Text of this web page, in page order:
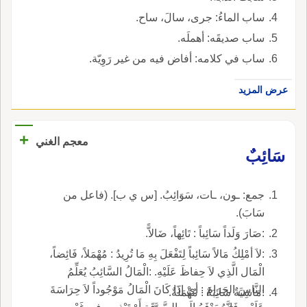
ساب الماءُ: جرى، سالَ، ساح.
ساب صديقَه: أهملَه.
ساب في كلامه: أفاض فيه من غير رَوِيّة.
عرض المزيد
معجم الغني
+
سَائِبٌ
جمع: ـون، ـات، سَوَائِبُ. [س ي ب]. (فاعل من
سَابَ).
:صَارَ وَلَداً سَائِباً : تَائِهاً، ضَالاًّ.
:لاَ أمْلِكُ مَالاً سَائِباً لِتَفْعَلَ بِهِ مَا تُرِيدُ : مُهْمَلاً، فَائِضاً،
الْمَال الَّذِي لاَ حِفاظَ عَلَيْهِ. :الْمَالُ السَّائِبُ يُعَلِّمُ
النَّاسَ الحَرَامَ : أيْ إذَا كَانَ الْمَالُ مَوْجُوداً لاَ حِرَاسَةَ
:مَاشِيَةٌ سَائِبَةٌ : مُهْمَلَةٌ.